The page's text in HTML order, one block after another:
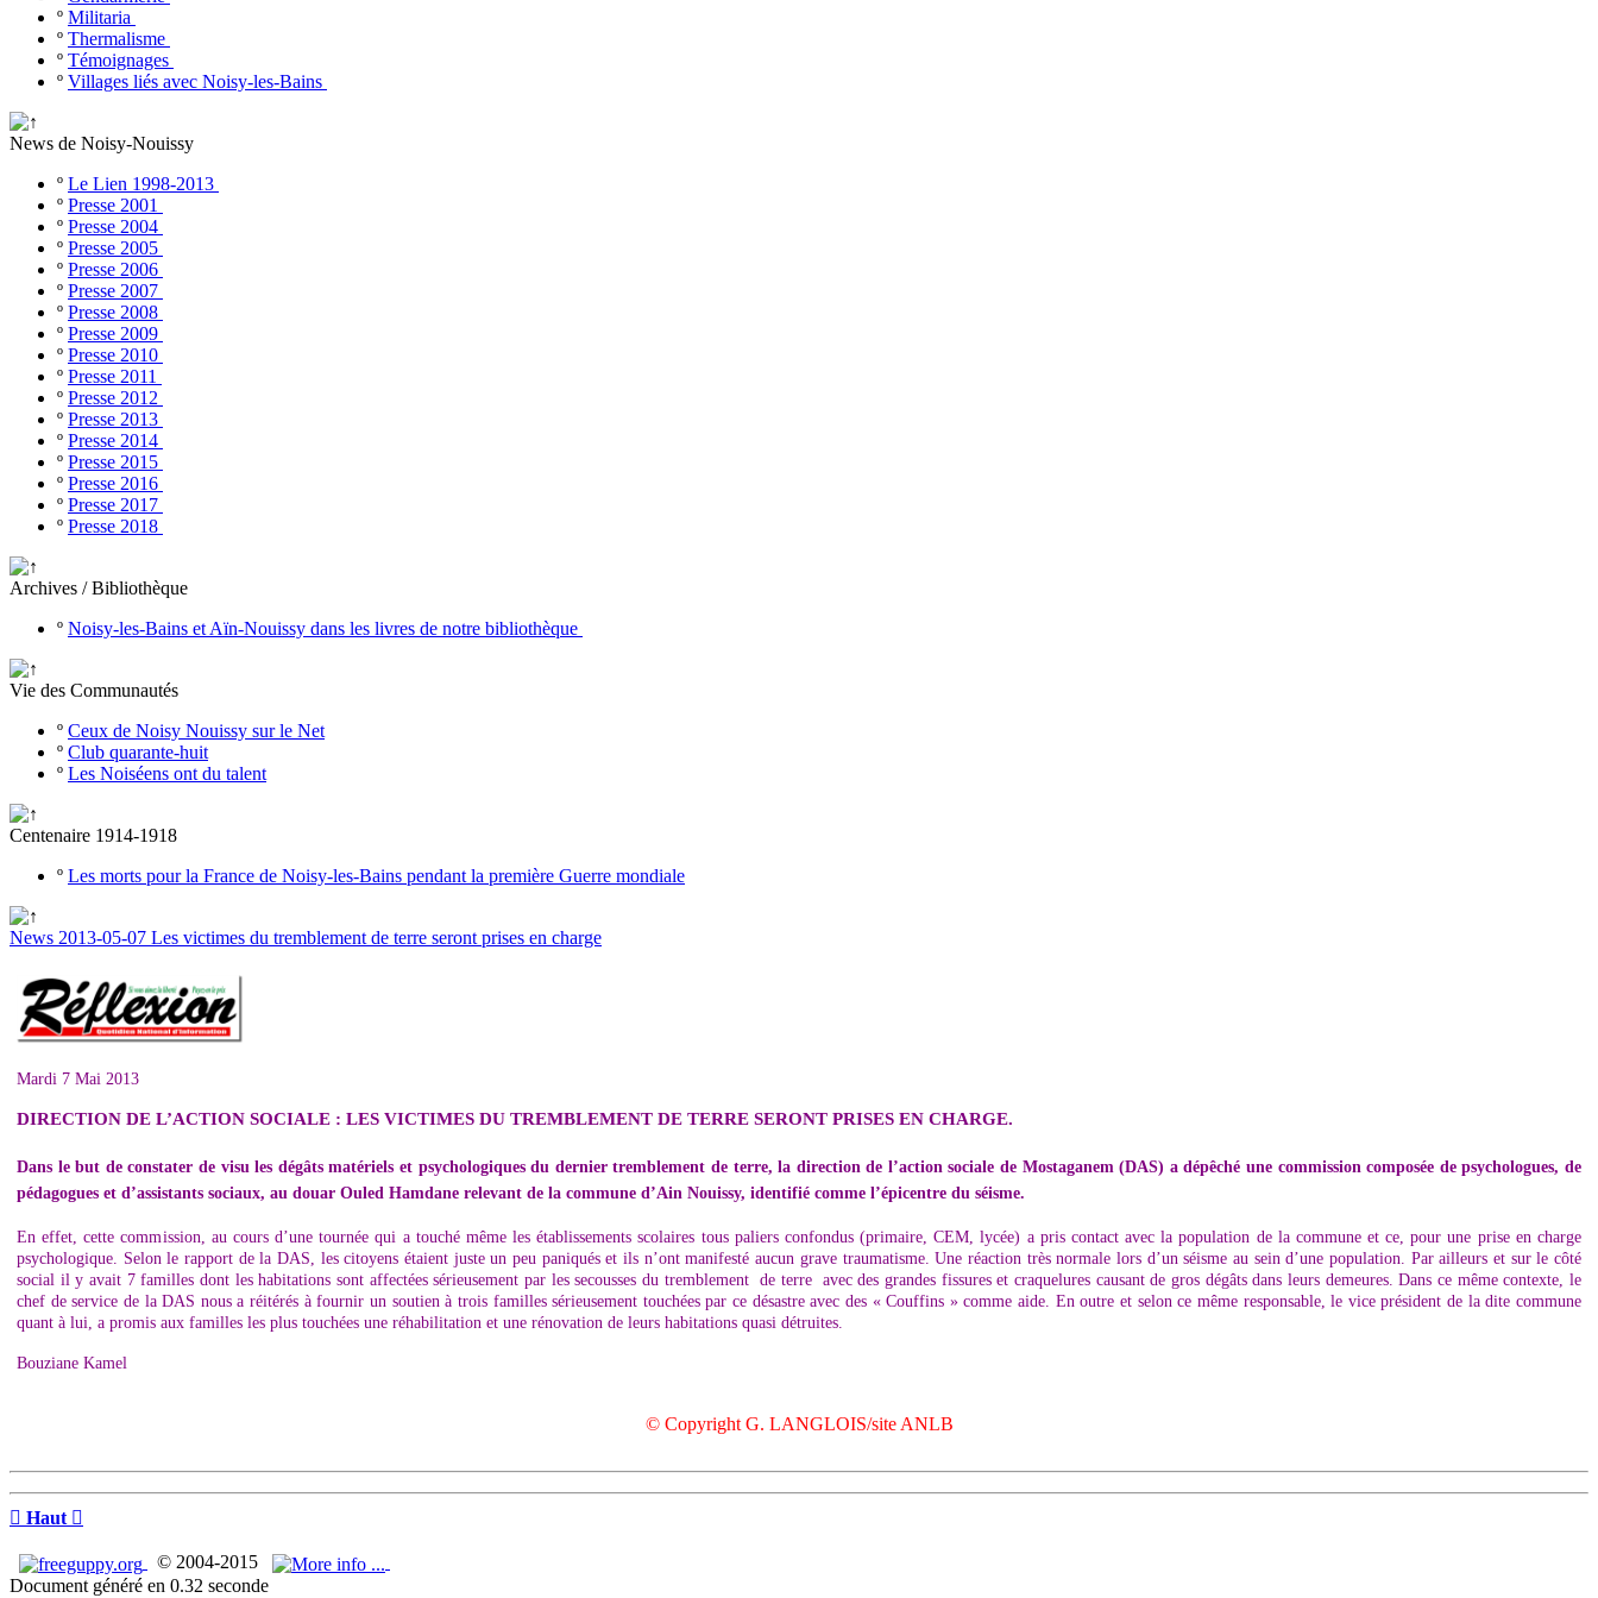
º Militaria
º Thermalisme
º Témoignages
º Villages liés avec Noisy-les-Bains
News de Noisy-Nouissy
º Le Lien 1998-2013
º Presse 2001
º Presse 2004
º Presse 2005
º Presse 2006
º Presse 2007
º Presse 2008
º Presse 2009
º Presse 2010
º Presse 2011
º Presse 2012
º Presse 2013
º Presse 2014
º Presse 2015
º Presse 2016
º Presse 2017
º Presse 2018
Archives / Bibliothèque
º Noisy-les-Bains et Aïn-Nouissy dans les livres de notre bibliothèque
Vie des Communautés
º Ceux de Noisy Nouissy sur le Net
º Club quarante-huit
º Les Noiséens ont du talent
Centenaire 1914-1918
º Les morts pour la France de Noisy-les-Bains pendant la première Guerre mondiale
News 2013-05-07 Les victimes du tremblement de terre seront prises en charge
Mardi 7 Mai 2013
DIRECTION DE L’ACTION SOCIALE : LES VICTIMES DU TREMBLEMENT DE TERRE SERONT PRISES EN CHARGE.
Dans le but de constater de visu les dégâts matériels et psychologiques du dernier tremblement de terre, la direction de l’action sociale de Mostaganem (DAS) a dépêché une commission composée de psychologues, de
pédagogues et d’assistants sociaux, au douar Ouled Hamdane relevant de la commune d’Ain Nouissy, identifié comme l’épicentre du séisme.
En effet, cette commission, au cours d’une tournée qui a touché même les établissements scolaires tous paliers confondus (primaire, CEM, lycée) a pris contact avec la population de la commune et ce, pour une prise en charge
psychologique. Selon le rapport de la DAS, les citoyens étaient juste un peu paniqués et ils n’ont manifesté aucun grave traumatisme. Une réaction très normale lors d’un séisme au sein d’une population. Par ailleurs et sur le côté
social il y avait 7 familles dont les habitations sont affectées sérieusement par les secousses du tremblement de terre avec des grandes fissures et craquelures causant de gros dégâts dans leurs demeures. Dans ce même contexte, le
chef de service de la DAS nous a réitérés à fournir un soutien à trois familles sérieusement touchées par ce désastre avec des « Couffins » comme aide. En outre et selon ce même responsable, le vice président de la dite commune
quant à lui, a promis aux familles les plus touchées une réhabilitation et une rénovation de leurs habitations quasi détruites.
Bouziane Kamel
© Copyright G. LANGLOIS/site ANLB
 Haut 
© 2004-2015
Document généré en 0.32 seconde